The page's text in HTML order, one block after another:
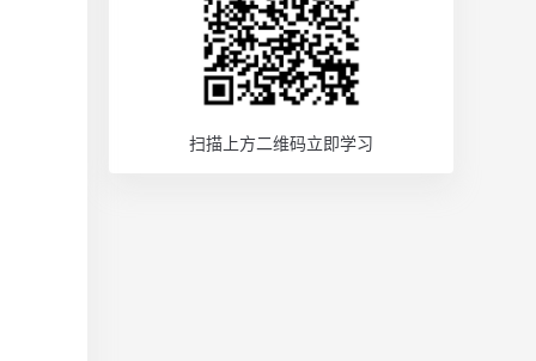
扫描上方二维码立即学习